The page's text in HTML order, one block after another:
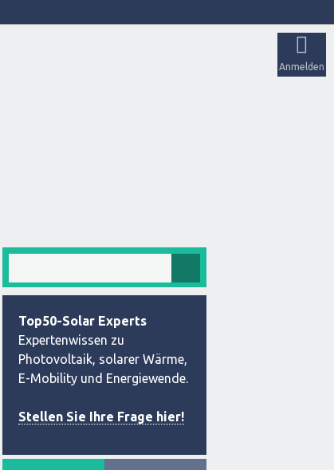
Anmelden
Top50-Solar Experts
Expertenwissen zu
Photovoltaik, solarer Wärme,
E-Mobility und Energiewende.
Stellen Sie Ihre Frage hier!